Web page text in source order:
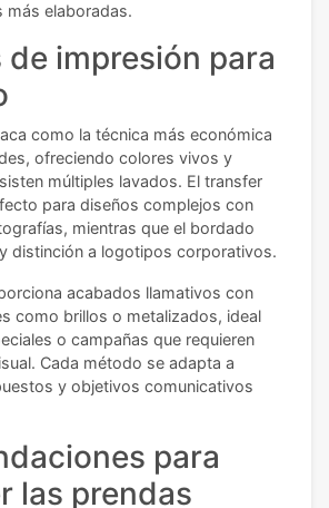
más elaboradas.
impresión para
como la técnica más económica
ofreciendo colores vivos y
múltiples lavados. El transfer
para diseños complejos con
mientras que el bordado
distinción a logotipos corporativos.
acabados llamativos con
como brillos o metalizados, ideal
o campañas que requieren
Cada método se adapta a
y objetivos comunicativos
para
las prendas